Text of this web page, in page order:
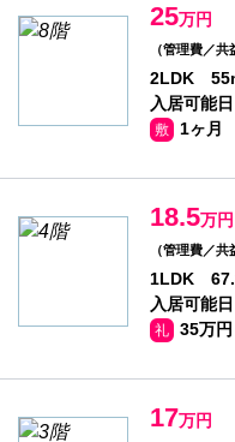
25万円
（管理費／共
2LDK
入居可能
敷 1ヶ月
18.5万円
（管理費／共
1LDK
入居可能
礼 35万円
17万円